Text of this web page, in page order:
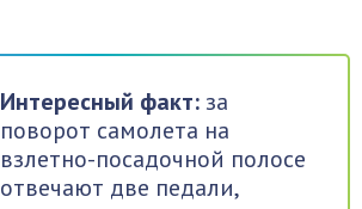
Интересный факт: за
поворот самолета на
взлетно-посадочной полосе
отвечают две педали,